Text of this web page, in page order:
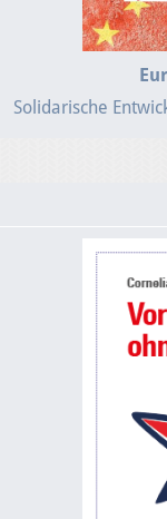
Solidarische